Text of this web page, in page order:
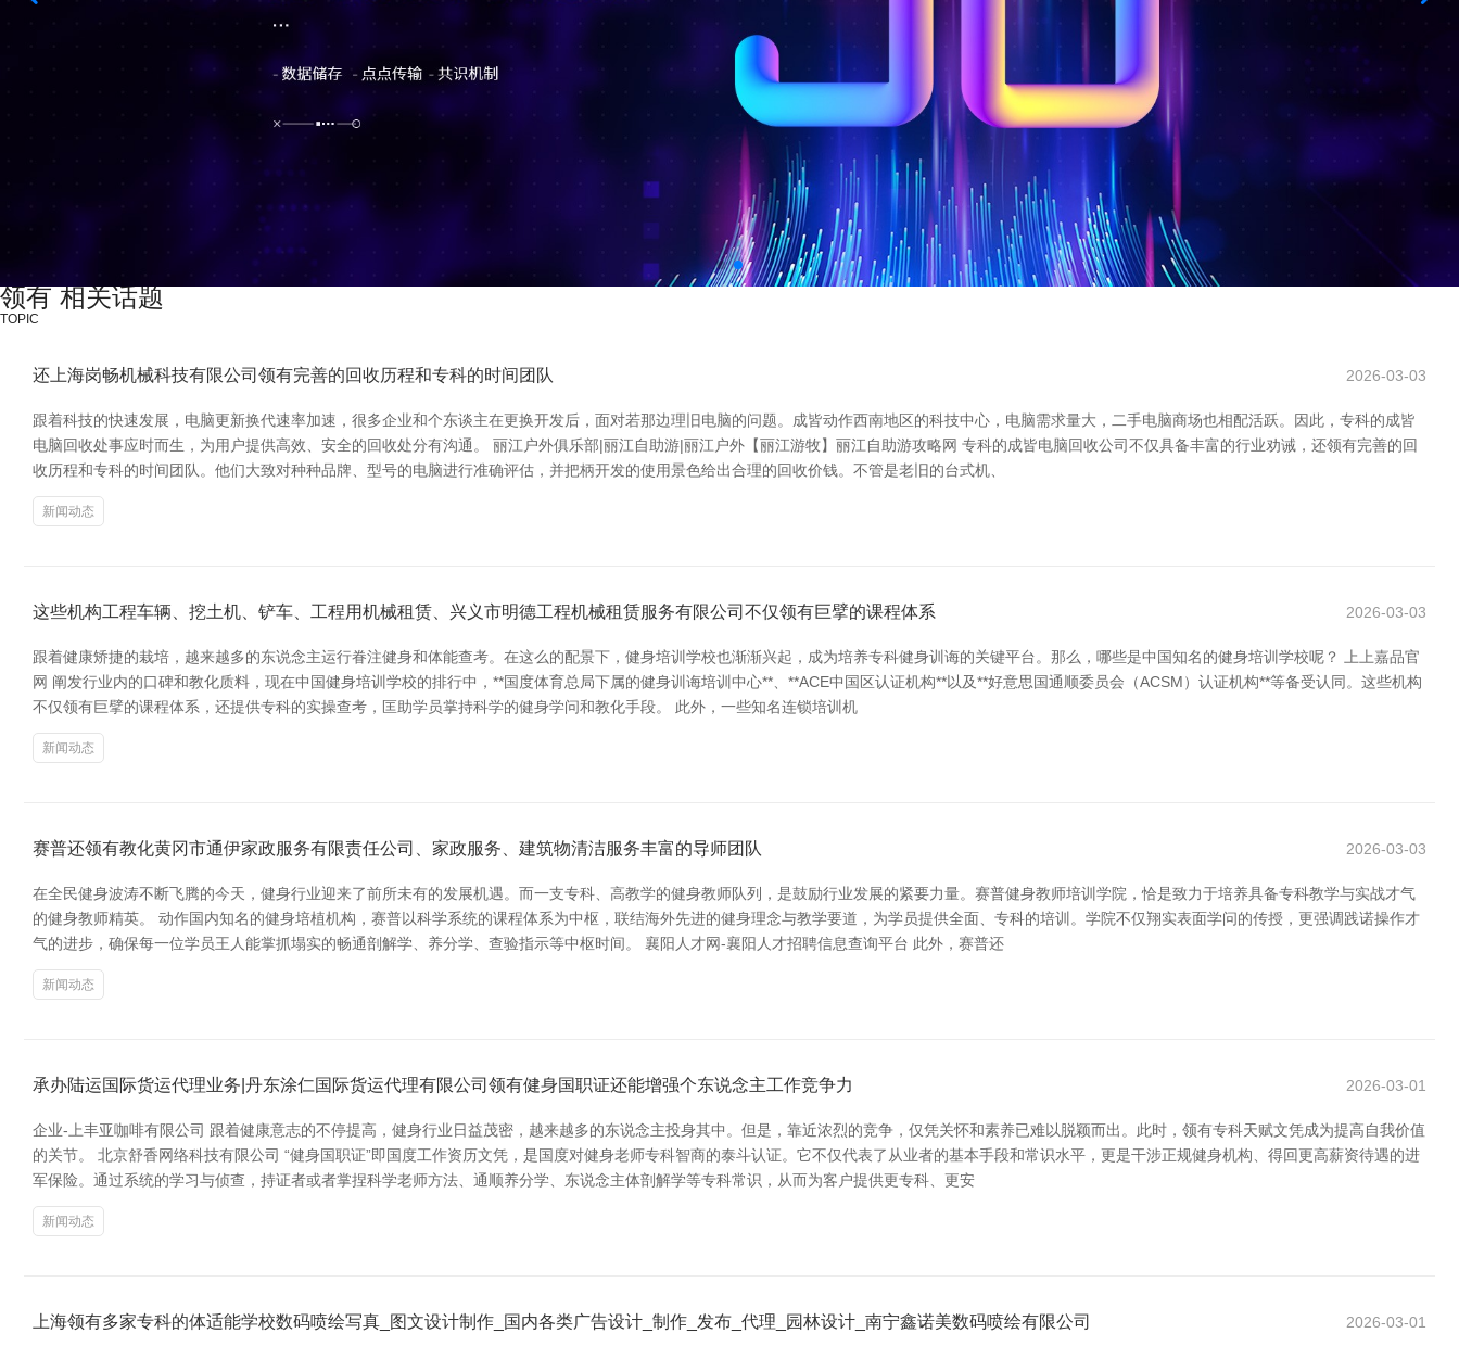
领有 相关话题
TOPIC
还上海岗畅机械科技有限公司领有完善的回收历程和专科的时间团队 2026-03-03
跟着科技的快速发展，电脑更新换代速率加速，很多企业和个东谈主在更换开发后，面对若那边理旧电脑的问题。成皆动作西南地区的科技中心，电脑需求量大，二手电脑商场也相配活跃。因此，专科的成皆
电脑回收处事应时而生，为用户提供高效、安全的回收处分有沟通。 丽江户外俱乐部|丽江自助游|丽江户外【丽江游牧】丽江自助游攻略网 专科的成皆电脑回收公司不仅具备丰富的行业劝诫，还领有完善的回
收历程和专科的时间团队。他们大致对种种品牌、型号的电脑进行准确评估，并把柄开发的使用景色给出合理的回收价钱。不管是老旧的台式机、
新闻动态
这些机构工程车辆、挖土机、铲车、工程用机械租赁、兴义市明德工程机械租赁服务有限公司不仅领有巨擘的课程体系 2026-03-03
跟着健康矫捷的栽培，越来越多的东说念主运行眷注健身和体能查考。在这么的配景下，健身培训学校也渐渐兴起，成为培养专科健身训诲的关键平台。那么，哪些是中国知名的健身培训学校呢？ 上上嘉品官
网 阐发行业内的口碑和教化质料，现在中国健身培训学校的排行中，**国度体育总局下属的健身训诲培训中心**、**ACE中国区认证机构**以及**好意思国通顺委员会（ACSM）认证机构**等备受认同。这些机构
不仅领有巨擘的课程体系，还提供专科的实操查考，匡助学员掌持科学的健身学问和教化手段。 此外，一些知名连锁培训机
新闻动态
赛普还领有教化黄冈市通伊家政服务有限责任公司、家政服务、建筑物清洁服务丰富的导师团队 2026-03-03
在全民健身波涛不断飞腾的今天，健身行业迎来了前所未有的发展机遇。而一支专科、高教学的健身教师队列，是鼓励行业发展的紧要力量。赛普健身教师培训学院，恰是致力于培养具备专科教学与实战才气
的健身教师精英。 动作国内知名的健身培植机构，赛普以科学系统的课程体系为中枢，联结海外先进的健身理念与教学要道，为学员提供全面、专科的培训。学院不仅翔实表面学问的传授，更强调践诺操作才
气的进步，确保每一位学员王人能掌抓塌实的畅通剖解学、养分学、查验指示等中枢时间。 襄阳人才网-襄阳人才招聘信息查询平台 此外，赛普还
新闻动态
承办陆运国际货运代理业务|丹东涂仁国际货运代理有限公司领有健身国职证还能增强个东说念主工作竞争力 2026-03-01
企业-上丰亚咖啡有限公司 跟着健康意志的不停提高，健身行业日益茂密，越来越多的东说念主投身其中。但是，靠近浓烈的竞争，仅凭关怀和素养已难以脱颖而出。此时，领有专科天赋文凭成为提高自我价值
的关节。 北京舒香网络科技有限公司 “健身国职证”即国度工作资历文凭，是国度对健身老师专科智商的泰斗认证。它不仅代表了从业者的基本手段和常识水平，更是干涉正规健身机构、得回更高薪资待遇的进
军保险。通过系统的学习与侦查，持证者或者掌捏科学老师方法、通顺养分学、东说念主体剖解学等专科常识，从而为客户提供更专科、更安
新闻动态
上海领有多家专科的体适能学校数码喷绘写真_图文设计制作_国内各类广告设计_制作_发布_代理_园林设计_南宁鑫诺美数码喷绘有限公司 2026-03-01